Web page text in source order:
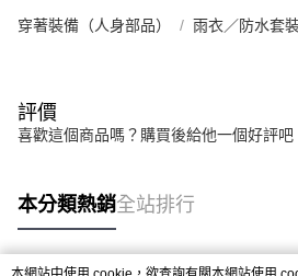
穿著裝備（人身部品） 雨衣／防水套
評價
喜歡這個商品嗎？購買後給他一個好評吧
本分類熱銷全站排行